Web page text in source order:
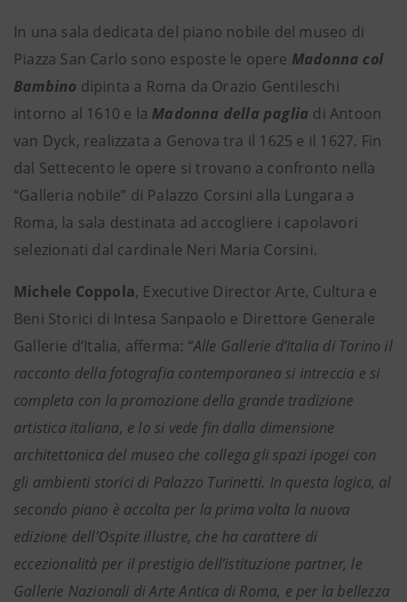
In una sala dedicata del piano nobile del museo di
Piazza San Carlo sono esposte le opere Madonna col
Bambino dipinta a Roma da Orazio Gentileschi
intorno al 1610 e la Madonna della paglia di Antoon
van Dyck, realizzata a Genova tra il 1625 e il 1627. Fin
dal Settecento le opere si trovano a confronto nella
“Galleria nobile” di Palazzo Corsini alla Lungara a
Roma, la sala destinata ad accogliere i capolavori
selezionati dal cardinale Neri Maria Corsini.
Michele Coppola, Executive Director Arte, Cultura e
Beni Storici di Intesa Sanpaolo e Direttore Generale
Gallerie d’Italia, afferma: “Alle Gallerie d’Italia di Torino il
racconto della fotografia contemporanea si intreccia e si
completa con la promozione della grande tradizione
artistica italiana, e lo si vede fin dalla dimensione
architettonica del museo che collega gli spazi ipogei con
gli ambienti storici di Palazzo Turinetti. In questa logica, al
secondo piano è accolta per la prima volta la nuova
edizione dell’Ospite illustre, che ha carattere di
eccezionalità per il prestigio dell’istituzione partner, le
Gallerie Nazionali di Arte Antica di Roma, e per la bellezza